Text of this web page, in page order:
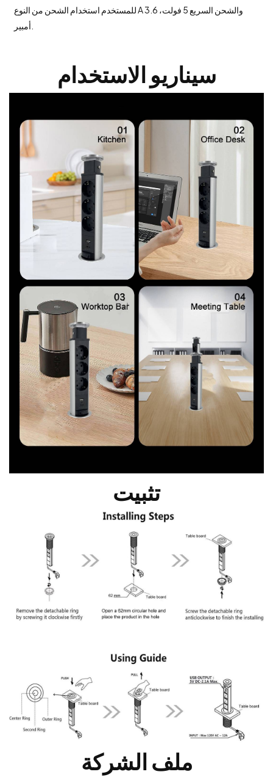
للمستخدم استخدام الشحن من النوع A والشحن السريع 5 فولت، 3.6
سيناريو الاستخدام
تثبيت
ملف الشركة